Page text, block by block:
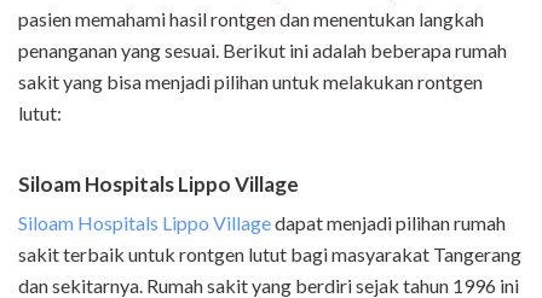
pasien memahami hasil rontgen dan menentukan langkah
penanganan yang sesuai. Berikut ini adalah beberapa rumah
sakit yang bisa menjadi pilihan untuk melakukan rontgen
lutut:
Siloam Hospitals Lippo Village
Siloam Hospitals Lippo Villagedapat menjadi pilihan rumah
sakit terbaik untuk rontgen lutut bagi masyarakat Tangerang
dan sekitarnya. Rumah sakit yang berdiri sejak tahun 1996 ini